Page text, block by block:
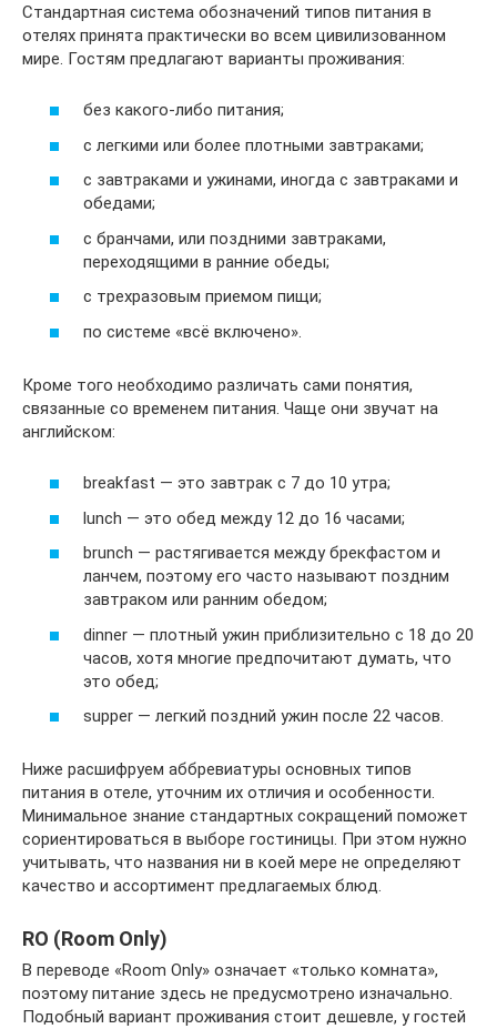
Стандартная система обозначений типов питания в
отелях принята практически во всем цивилизованном
мире. Гостям предлагают варианты проживания:
без какого-либо питания;
с легкими или более плотными завтраками;
с завтраками и ужинами, иногда с завтраками и
обедами;
с бранчами, или поздними завтраками,
переходящими в ранние обеды;
с трехразовым приемом пищи;
по системе «всё включено».
Кроме того необходимо различать сами понятия,
связанные со временем питания. Чаще они звучат на
английском:
breakfast — это завтрак с 7 до 10 утра;
lunch — это обед между 12 до 16 часами;
brunch — растягивается между брекфастом и
ланчем, поэтому его часто называют поздним
завтраком или ранним обедом;
dinner — плотный ужин приблизительно с 18 до 20
часов, хотя многие предпочитают думать, что
это обед;
supper — легкий поздний ужин после 22 часов.
Ниже расшифруем аббревиатуры основных типов
питания в отеле, уточним их отличия и особенности.
Минимальное знание стандартных сокращений поможет
сориентироваться в выборе гостиницы. При этом нужно
учитывать, что названия ни в коей мере не определяют
качество и ассортимент предлагаемых блюд.
RO (Room Only)
В переводе «Room Only» означает «только комната»,
поэтому питание здесь не предусмотрено изначально.
Подобный вариант проживания стоит дешевле, у гостей